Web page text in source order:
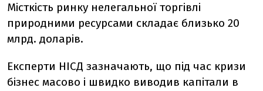
Місткість ринку нелегальної торгівлі
природними ресурсами складає близько 20
млрд. доларів.
Експерти НІСД зазначають, що під час кризи
бізнес масово і швидко виводив капітали в